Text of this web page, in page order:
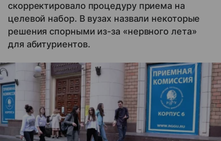
скорректировало процедуру приема на
целевой набор. В вузах назвали некоторые
решения спорными из-за «нервного лета»
для абитуриентов.